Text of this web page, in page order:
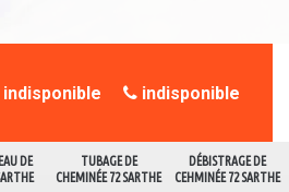
DE
TUBAGE DE
CHEMINÉE 72 SARTHE
DÉBISTRAGE DE
CEHMINÉE 72 SARTHE
indisponible indisponible